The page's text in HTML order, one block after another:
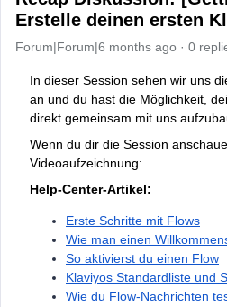
Erstelle deinen ersten
Forum|Forum|6 months ago 0
In dieser Session sehen wir uns
an und du hast die Möglichkeit,
direkt gemeinsam mit uns
Wenn du dir die Session
Videoaufzeichnung:
Help-Center-Artikel:
Erste Schritte mit Flows
Wie man einen
So aktivierst du einen Flow
Klaviyos Standardliste und
Wie du Flow-Nachrichten